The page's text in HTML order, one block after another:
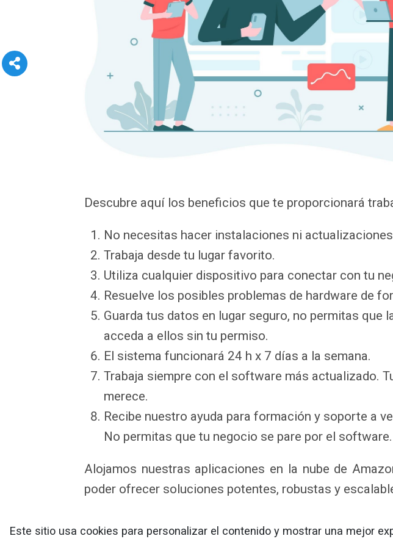
Descubre aquí los beneficios que te proporcionará
No necesitas hacer instalaciones ni
Trabaja desde tu lugar favorito.
Utiliza cualquier dispositivo para conectar con tu
Resuelve los posibles problemas de hardware de
Guarda tus datos en lugar seguro, no permitas que
acceda a ellos sin tu permiso.
El sistema funcionará 24 h x 7 días a la semana.
Trabaja siempre con el software más actualizado.
merece.
Recibe nuestro ayuda para formación y soporte a
No permitas que tu negocio se pare por el software.
Alojamos nuestras aplicaciones en la nube de
poder ofrecer soluciones potentes, robustas y
Nube, Cloud, beneficios
Este sitio usa cookies para personalizar el contenido y mostrar una mejor